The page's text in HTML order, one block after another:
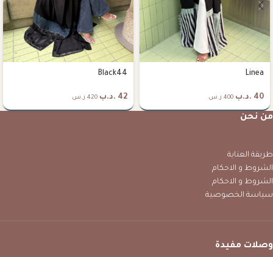
Linea
40 .د.ب 400 ر.س
Black44
42 .د.ب 420 ر.س
من نحن
طريقة العناية
الشروط و الاحكام
الشروط و الاحكام
سياسة الخصوصية
وصلات مفيدة